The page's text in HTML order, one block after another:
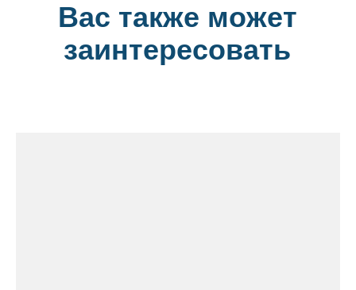
Вас также может
заинтересовать